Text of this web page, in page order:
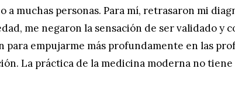
a muchas personas. Para mí, retrasaron mi
me negaron la sensación de ser validado y
para empujarme más profundamente en las
La práctica de la medicina moderna no tiene